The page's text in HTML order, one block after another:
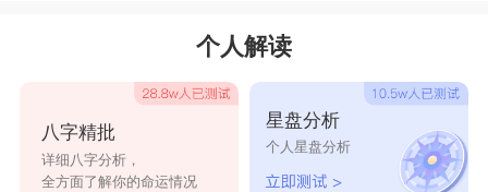
个人解读
八字精批
详细八字分析，
全方面了解你的命运情况
星盘分析
个人星盘分析